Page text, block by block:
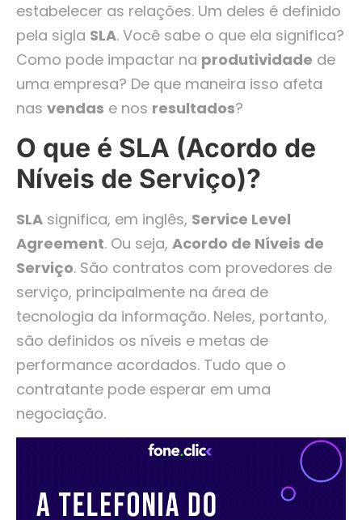
estabelecer as relações. Um deles é definido
pela sigla SLA. Você sabe o que ela significa?
Como pode impactar na produtividade de
uma empresa? De que maneira isso afeta
nas vendas e nos resultados?
O que é SLA (Acordo de
Níveis de Serviço)?
SLA significa, em inglês, Service Level
Agreement. Ou seja, Acordo de Níveis de
Serviço. São contratos com provedores de
serviço, principalmente na área de
tecnologia da informação. Neles, portanto,
são definidos os níveis e metas de
performance acordados. Tudo que o
contratante pode esperar em uma
negociação.